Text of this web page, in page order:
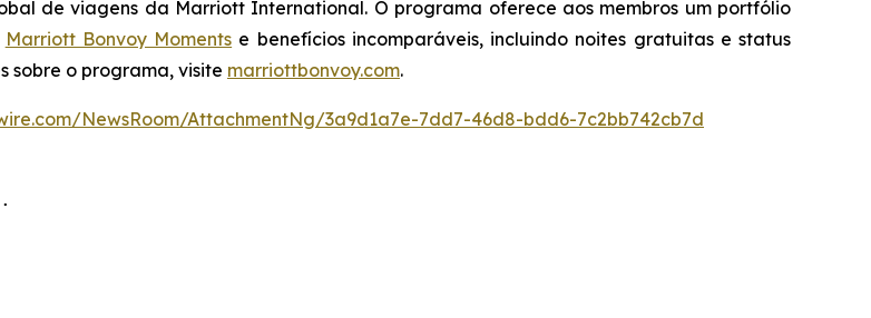
de viagens da Marriott International. O programa oferece aos membros um portfólio
Marriott Bonvoy Moments e benefícios incomparáveis, incluindo noites gratuitas e status
sobre o programa, visite marriottbonvoy.com.
NewsRoom/AttachmentNg/3a9d1a7e-7dd7-46d8-bdd6-7c2bb742cb7d